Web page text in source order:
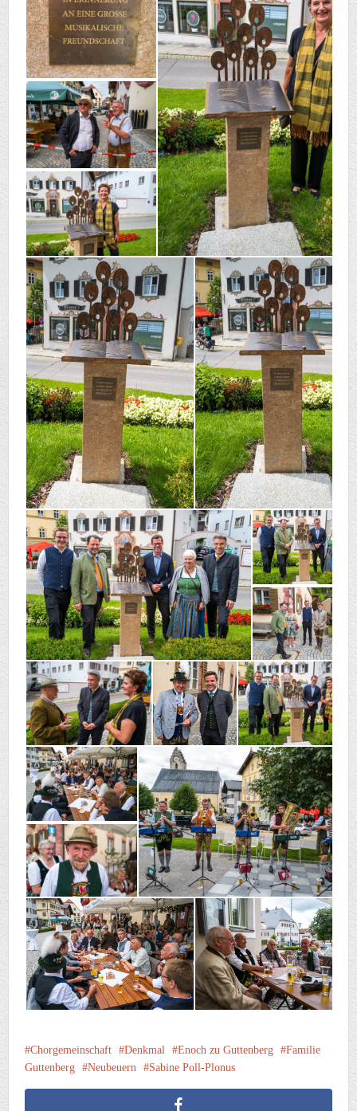
Chorgemeinschaft Denkmal Enoch zu Guttenberg
Familie
Guttenberg
Neubeuern Sabine Poll-Plonus